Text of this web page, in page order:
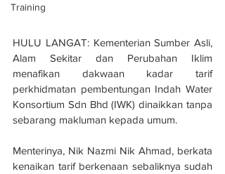
Training
HULU LANGAT: Kementerian Sumber Asli,
Alam Sekitar dan Perubahan Iklim
menafikan dakwaan kadar tarif
perkhidmatan pembentungan Indah Water
Konsortium Sdn Bhd (IWK) dinaikkan tanpa
sebarang makluman kepada umum.
Menterinya, Nik Nazmi Nik Ahmad, berkata
kenaikan tarif berkenaan sebaliknya sudah